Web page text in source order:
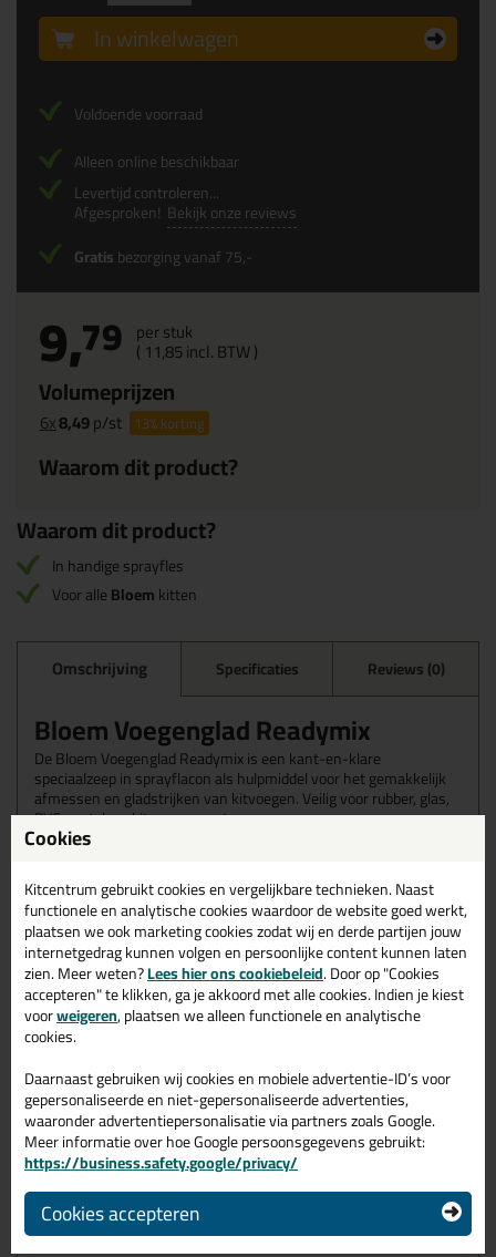
9,79 per stuk
( 11,85incl. BTW )
Volumeprijzen
6x8,49p/st 13%korting
Waarom dit product?
In winkelwagen
Voldoende voorraad
Alleen online beschikbaar
Levertijd controleren...
Afgesproken! Bekijk onze reviews
Gratisbezorging vanaf 75,-
Waarom dit product?
In handige sprayfles
Voor alleBloemkitten
Omschrijving Specificaties Reviews (0)
Bloem Voegenglad Readymix
De Bloem Voegenglad Readymix is een kant-en-klare
speciaalzeep in sprayflacon als hulpmiddel voor het gemakkelijk
afmessen en gladstrijken van kitvoegen. Veilig voor rubber, glas,
PVC, metalen, kit- en cementvoegen.
Voegenglad Readymix?
De Bloem Voegenglad Readymix is geschikt voor het gladstrijken
van siliconen-, polyurethaan- en polymeerkitten. Meer informatie
over het gebruiken van de Bloem Voegenglad Readymix vind je bij
de specificaties.
Kenmerken van de Bloem
Voegenglad Readymix
Milieu vriendelijk en biologisch afbreekbaar
Heeft een reinigende werking
Zuurvrij, alkalivrij, siliconenvrij
Veilig in het gebruik
Eenvoudig met water af te spoelen
Veroorzaakt bij juist gebruik geen vlekken
Verpakking: 1000ml sprayflacon
Cookies
Kitcentrum gebruikt cookies en vergelijkbare technieken. Naast
functionele en analytische cookies waardoor de website goed werkt,
plaatsen we ook marketing cookies zodat wij en derde partijen jouw
internetgedrag kunnen volgen en persoonlijke content kunnen laten
zien. Meer weten?Lees hier ons cookiebeleid. Door op "Cookies
accepteren" te klikken, ga je akkoord met alle cookies. Indien je kiest
voorweigeren, plaatsen we alleen functionele en analytische
cookies.
Daarnaast gebruiken wij cookies en mobiele advertentie-ID’s voor
gepersonaliseerde en niet-gepersonaliseerde advertenties,
waaronder advertentiepersonalisatie via partners zoals Google.
Meer informatie over hoe Google persoonsgegevens gebruikt:
https://business.safety.google/privacy/
Cookies accepteren